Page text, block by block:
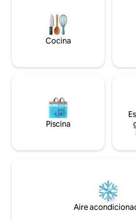
caminar en las cercanías. Reserve su
escapada a la naturaleza ahora mismo
Cocina
Piscina
Aire